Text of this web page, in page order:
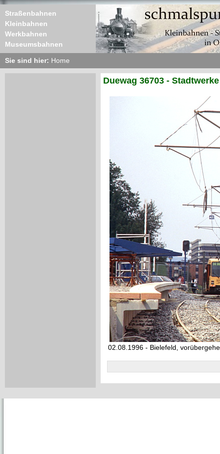
Straßenbahnen
Kleinbahnen
Werkbahnen
Museumsbahnen
Sie sind hier: Home
Duewag 36703 -
02.08.1996 - Bielefeld,